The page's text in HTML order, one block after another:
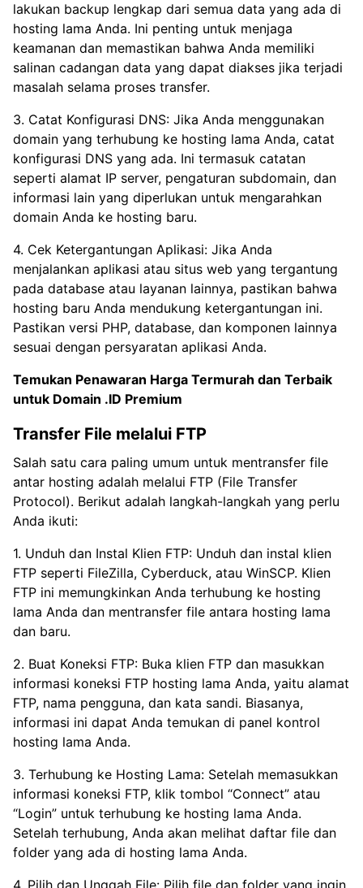
lakukan backup lengkap dari semua data yang ada di
hosting lama Anda. Ini penting untuk menjaga
keamanan dan memastikan bahwa Anda memiliki
salinan cadangan data yang dapat diakses jika terjadi
masalah selama proses transfer.
3. Catat Konfigurasi DNS: Jika Anda menggunakan
domain yang terhubung ke hosting lama Anda, catat
konfigurasi DNS yang ada. Ini termasuk catatan
seperti alamat IP server, pengaturan subdomain, dan
informasi lain yang diperlukan untuk mengarahkan
domain Anda ke hosting baru.
4. Cek Ketergantungan Aplikasi: Jika Anda
menjalankan aplikasi atau situs web yang tergantung
pada database atau layanan lainnya, pastikan bahwa
hosting baru Anda mendukung ketergantungan ini.
Pastikan versi PHP, database, dan komponen lainnya
sesuai dengan persyaratan aplikasi Anda.
Temukan Penawaran Harga Termurah dan Terbaik
untuk Domain .ID Premium
Transfer File melalui FTP
Salah satu cara paling umum untuk mentransfer file
antar hosting adalah melalui FTP (File Transfer
Protocol). Berikut adalah langkah-langkah yang perlu
Anda ikuti:
1. Unduh dan Instal Klien FTP: Unduh dan instal klien
FTP seperti FileZilla, Cyberduck, atau WinSCP. Klien
FTP ini memungkinkan Anda terhubung ke hosting
lama Anda dan mentransfer file antara hosting lama
dan baru.
2. Buat Koneksi FTP: Buka klien FTP dan masukkan
informasi koneksi FTP hosting lama Anda, yaitu alamat
FTP, nama pengguna, dan kata sandi. Biasanya,
informasi ini dapat Anda temukan di panel kontrol
hosting lama Anda.
3. Terhubung ke Hosting Lama: Setelah memasukkan
informasi koneksi FTP, klik tombol “Connect” atau
“Login” untuk terhubung ke hosting lama Anda.
Setelah terhubung, Anda akan melihat daftar file dan
folder yang ada di hosting lama Anda.